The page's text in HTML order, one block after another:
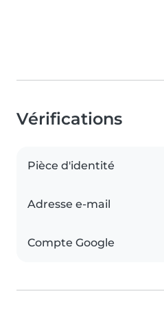
Vérifications
Pièce d'identité
Adresse e-mail
Compte Google